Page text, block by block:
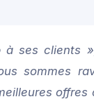
à ses clients
sommes
offres